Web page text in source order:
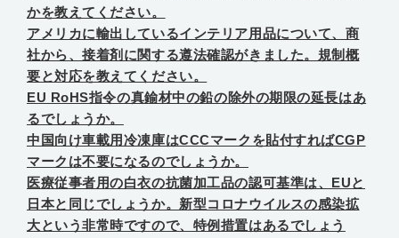
かを教えてください。
アメリカに輸出しているインテリア用品について、商
社から、接着剤に関する遵法確認がきました。規制概
要と対応を教えてください。
EU RoHS指令の真鍮材中の鉛の除外の期限の延長はあ
るでしょうか。
中国向け車載用冷凍庫はCCCマークを貼付すればCGP
マークは不要になるのでしょうか。
医療従事者用の白衣の抗菌加工品の認可基準は、EUと
日本と同じでしょうか。新型コロナウイルスの感染拡
大という非常時ですので、特例措置はあるでしょう